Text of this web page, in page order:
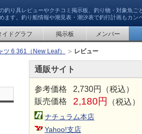
釣り具レビューやクチコミ掲示板、釣り物・対象魚ご
ます。釣り船情報や潮見表・潮汐表で釣行計画もカン
イドグラフ 掲示板 メンバー
ツ 6 361（New Leaf） レビュー
通販サイト
参考価格
2,730円（税込）
販売価格
2,180円 （税込）
ナチュラム本店
Yahoo!支店